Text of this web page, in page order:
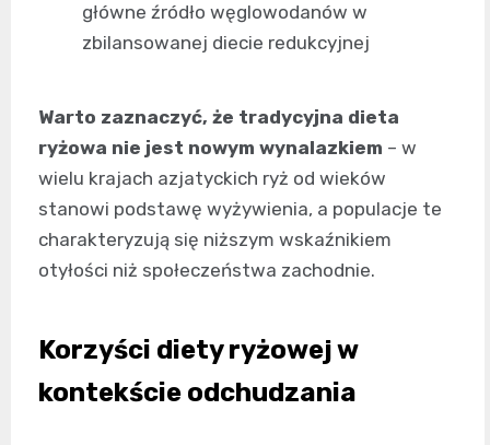
główne źródło węglowodanów w
zbilansowanej diecie redukcyjnej
Warto zaznaczyć, że tradycyjna dieta
ryżowa nie jest nowym wynalazkiem – w
wielu krajach azjatyckich ryż od wieków
stanowi podstawę wyżywienia, a populacje te
charakteryzują się niższym wskaźnikiem
otyłości niż społeczeństwa zachodnie.
Korzyści diety ryżowej w
kontekście odchudzania